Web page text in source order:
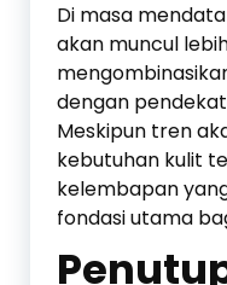
Di masa
akan muncul
dengan
Meskipun tren
kebutuhan kulit
kelembapan
fondasi utama